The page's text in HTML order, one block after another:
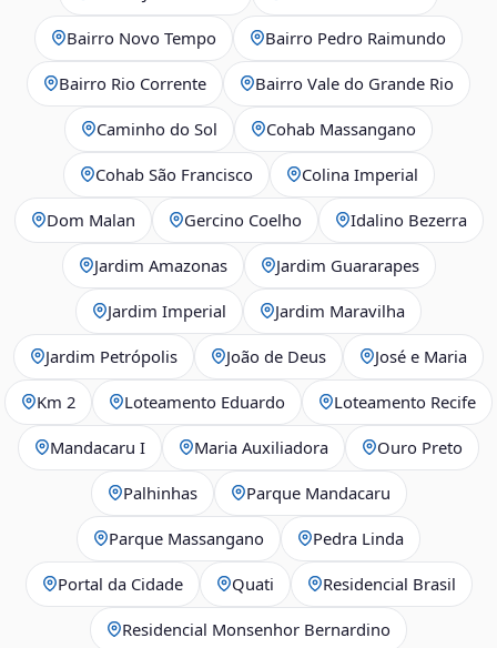
Bairro Novo Tempo Bairro Pedro Raimundo
Bairro Rio Corrente Bairro Vale do Grande Rio
Caminho do Sol Cohab Massangano
Cohab São Francisco Colina Imperial
Dom Malan Gercino Coelho Idalino Bezerra
Jardim Amazonas Jardim Guararapes
Jardim Imperial Jardim Maravilha
Jardim Petrópolis João de Deus José e Maria
Km 2 Loteamento Eduardo Loteamento Recife
Mandacaru I Maria Auxiliadora Ouro Preto
Palhinhas Parque Mandacaru
Parque Massangano Pedra Linda
Portal da Cidade Quati Residencial Brasil
Residencial Monsenhor Bernardino